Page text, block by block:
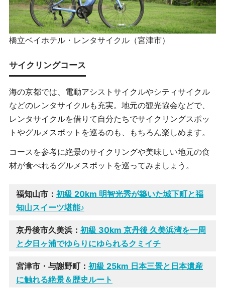
橋立ベイホテル・レンタサイクル（宮津市）
サイクリングコース
海の京都では、電動アシストサイクルやシティサイクル
などのレンタサイクルも充実。地元の観光協会などで、
レンタサイクルを借りて自分たちでサイクリングスポッ
トやグルメスポットを巡るのも、もちろん楽しめます。
コースを参考に絶景のサイクリングや美味しい地元の食
材が食べれるグルメスポットを巡ってみましょう。
福知山市： 初級 20km 明智光秀が築いた城下町と福
知山スイーツ堪能♪
京丹後市久美浜： 初級 30km 京丹後 久美浜湾を一周
と夕日ヶ浦でゆらりにゆられるクミイチ
宮津市・与謝野町： 初級 25km 日本三景と日本遺産
に触れる絶景＆歴史ルート